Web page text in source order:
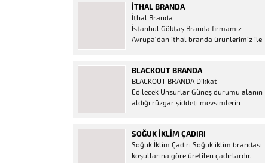
mevcuttur. Kumanda ve diğer aparatlar
firmamızda mevcuttur.
İTHAL BRANDA
İthal Branda
İstanbul Göktaş Branda firmamız
Avrupa’dan ithal branda ürünlerimiz ile
Ürün Al dükkanı ürünleri peşin fiyatına
bol taksitle Göktaş Branda Çeşitleri
Adresinde, 1.kalite ithal ürün ne demek
Brandacı sektöründe faaliyet gösteren,
BLACKOUT BRANDA
BLACKOUT BRANDA Dikkat
Edilecek Unsurlar Güneş durumu alanın
aldığı rüzgar şiddeti mevsimlerin
düşünmeniz gereken bir kaç faktörden
biridir. Türkiye’nin lider Branda markası
Göktaş Branda, Hazine ve Maliye Bakanı
SOĞUK İKLIM ÇADIRI
Soğuk İklim Çadırı Soğuk iklim brandası
koşullarına göre üretilen çadırlardır.